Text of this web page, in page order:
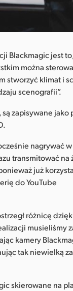
Blackmagic jest
można
stworzyć klimat i
scenografii”.
zapisywane jako
nagrywać w
transmitować na
już
do YouTube
różnicę
musieliśmy
kamery
tak niewielką
skierowane na